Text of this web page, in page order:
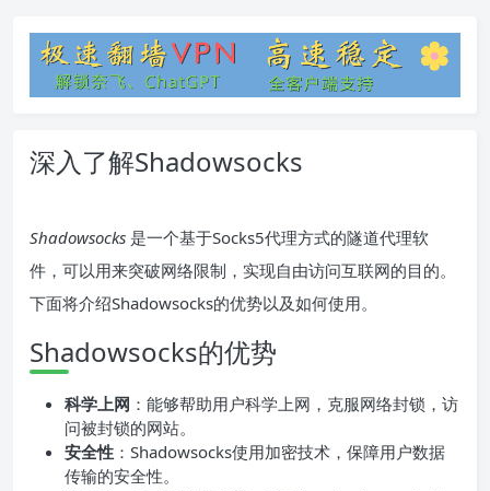
深入了解Shadowsocks
Shadowsocks 是一个基于Socks5代理方式的隧道代理软
件，可以用来突破网络限制，实现自由访问互联网的目的。
下面将介绍Shadowsocks的优势以及如何使用。
Shadowsocks的优势
科学上网 ：能够帮助用户科学上网，克服网络封锁，访
问被封锁的网站。
安全性 ：Shadowsocks使用加密技术，保障用户数据
传输的安全性。